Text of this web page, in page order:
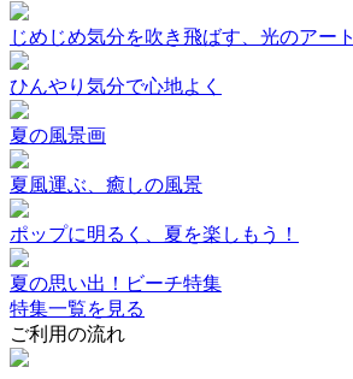
じめじめ気分を吹き飛ばす、光のアート
ひんやり気分で心地よく
夏の風景画
夏風運ぶ、癒しの風景
ポップに明るく、夏を楽しもう！
夏の思い出！ビーチ特集
特集一覧を見る
ご利用の流れ